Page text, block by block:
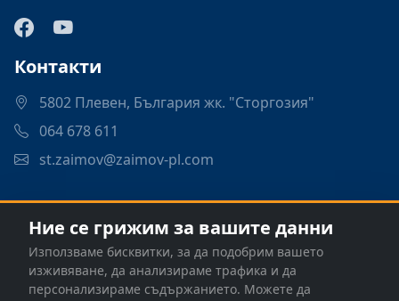
Контакти
5802 Плевен, България жк. "Сторгозия"
064 678 611
st.zaimov@zaimov-pl.com
Връзки
Програми
Контакти
Ние се грижим за вашите данни
Използваме бисквитки, за да подобрим вашето
изживяване, да анализираме трафика и да
персонализираме съдържанието. Можете да